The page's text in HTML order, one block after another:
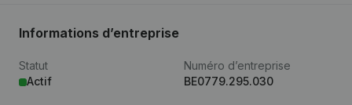
Informations d’entreprise
Statut
Actif
Numéro d’entreprise
BE0779.295.030